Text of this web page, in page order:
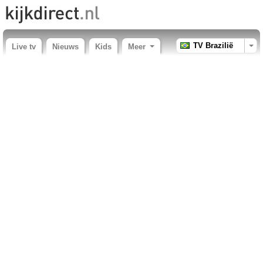
Live tv Nieuws Kids Meer TV Brazilië